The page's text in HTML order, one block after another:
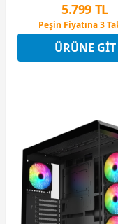
5.799 TL
Peşin Fiyatına 3
12 Ay x 682 TL
Peşin Fiyatına 3
ÜRÜNE GIT